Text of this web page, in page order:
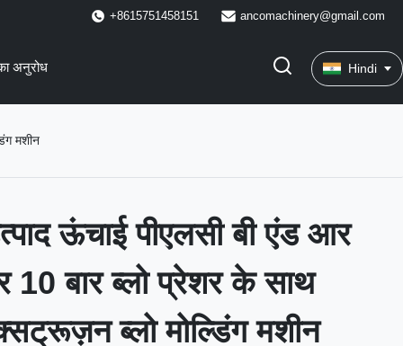
+8615751458151 ancomachinery@gmail.com
अनुरोध Hindi
मशीन
ऊंचाई पीएलसी बी एंड आर
10 बार ब्लो प्रेशर के साथ
ब्लो मोल्डिंग मशीन